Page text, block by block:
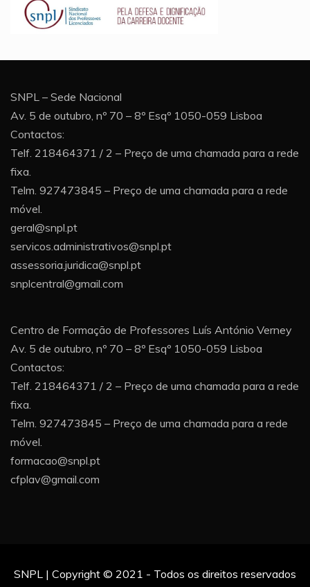
SNPL – Sede Nacional
Av. 5 de outubro, nº 70 – 8º Esqº 1050-059 Lisboa
Contactos:
Telf. 218464371 / 2 – Preço de uma chamada para a rede
fixa.
Telm. 927473845 – Preço de uma chamada para a rede
móvel.
geral@snpl.pt
servicos.administrativos@snpl.pt
assessoria.juridica@snpl.pt
snplcentral@gmail.com
Centro de Formação de Professores Luís António Verney
Av. 5 de outubro, nº 70 – 8º Esqº 1050-059 Lisboa
Contactos:
Telf. 218464371 / 2 – Preço de uma chamada para a rede
fixa.
Telm. 927473845 – Preço de uma chamada para a rede
móvel.
formacao@snpl.pt
cfplav@gmail.com
SNPL | Copyright © 2021 - Todos os direitos reservados